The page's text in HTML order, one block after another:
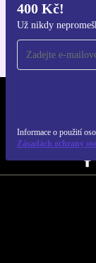
400 Kč!
Už nikdy
Informace o použití
Zásadách ochrany